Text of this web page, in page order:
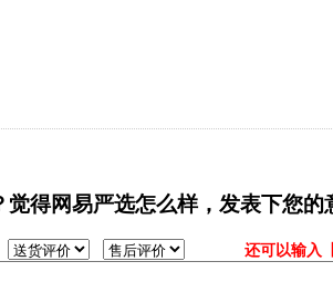
觉得网易严选怎么样，发表下您的
还可以输入